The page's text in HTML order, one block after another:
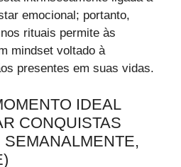
emocional; portanto,
rituais permite às
mindset voltado à
presentes em suas vidas.
IDEAL
CONQUISTAS